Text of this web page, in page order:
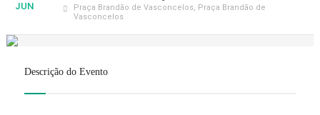
JUN Praça Brandão de Vasconcelos, Praça Brandão de
Vasconcelos
Descrição do Evento